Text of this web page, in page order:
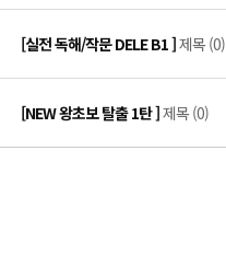
[실전 독해/작문 DELE B1 ]제목 (0)
[NEW 왕초보 탈출 1탄 ]제목 (0)